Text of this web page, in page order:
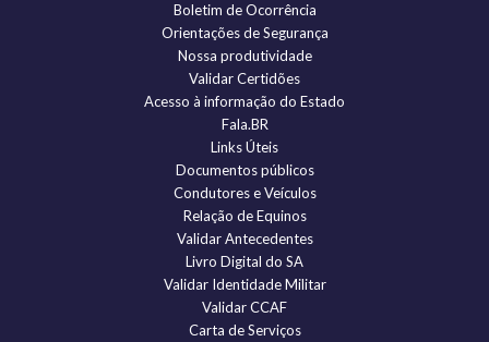
Boletim de Ocorrência
Orientações de Segurança
Nossa produtividade
Validar Certidões
Acesso à informação do Estado
Fala.BR
Links Úteis
Documentos públicos
Condutores e Veículos
Relação de Equinos
Validar Antecedentes
Livro Digital do SA
Validar Identidade Militar
Validar CCAF
Carta de Serviços